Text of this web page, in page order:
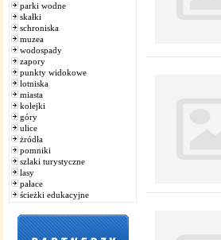
parki wodne
skałki
schroniska
muzea
wodospady
zapory
punkty widokowe
lotniska
miasta
kolejki
góry
ulice
żródła
pomniki
szlaki turystyczne
lasy
pałace
ścieżki edukacyjne